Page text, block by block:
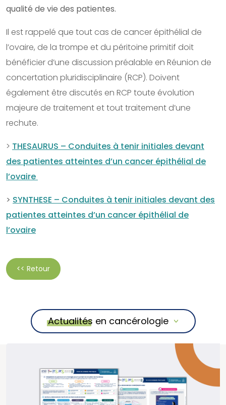
qualité de vie des patientes.
Il est rappelé que tout cas de cancer épithélial de
l’ovaire, de la trompe et du péritoine primitif doit
bénéficier d’une discussion préalable en Réunion de
concertation pluridisciplinaire (RCP). Doivent
également être discutés en RCP toute évolution
majeure de traitement et tout traitement d’une
rechute.
> THESAURUS – Conduites à tenir initiales devant
des patientes atteintes d’un cancer épithélial de
l’ovaire
> SYNTHESE – Conduites à tenir initiales devant des
patientes atteintes d’un cancer épithélial de
l’ovaire
<< Retour
Actualités en cancérologie